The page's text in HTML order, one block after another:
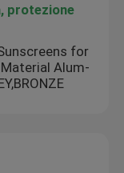
protezione
for
Alum-